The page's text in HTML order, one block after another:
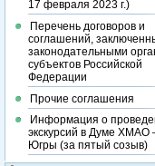
17 февраля 2023 г.)
Перечень договоров и
соглашений,
законодательными
субъектов Российской
Федерации
Прочие соглашения
Информация о
экскурсий в Думе ХМАО
Югры (за пятый созыв)